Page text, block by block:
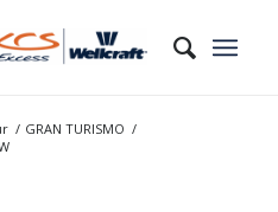
/ GRAN TURISMO /